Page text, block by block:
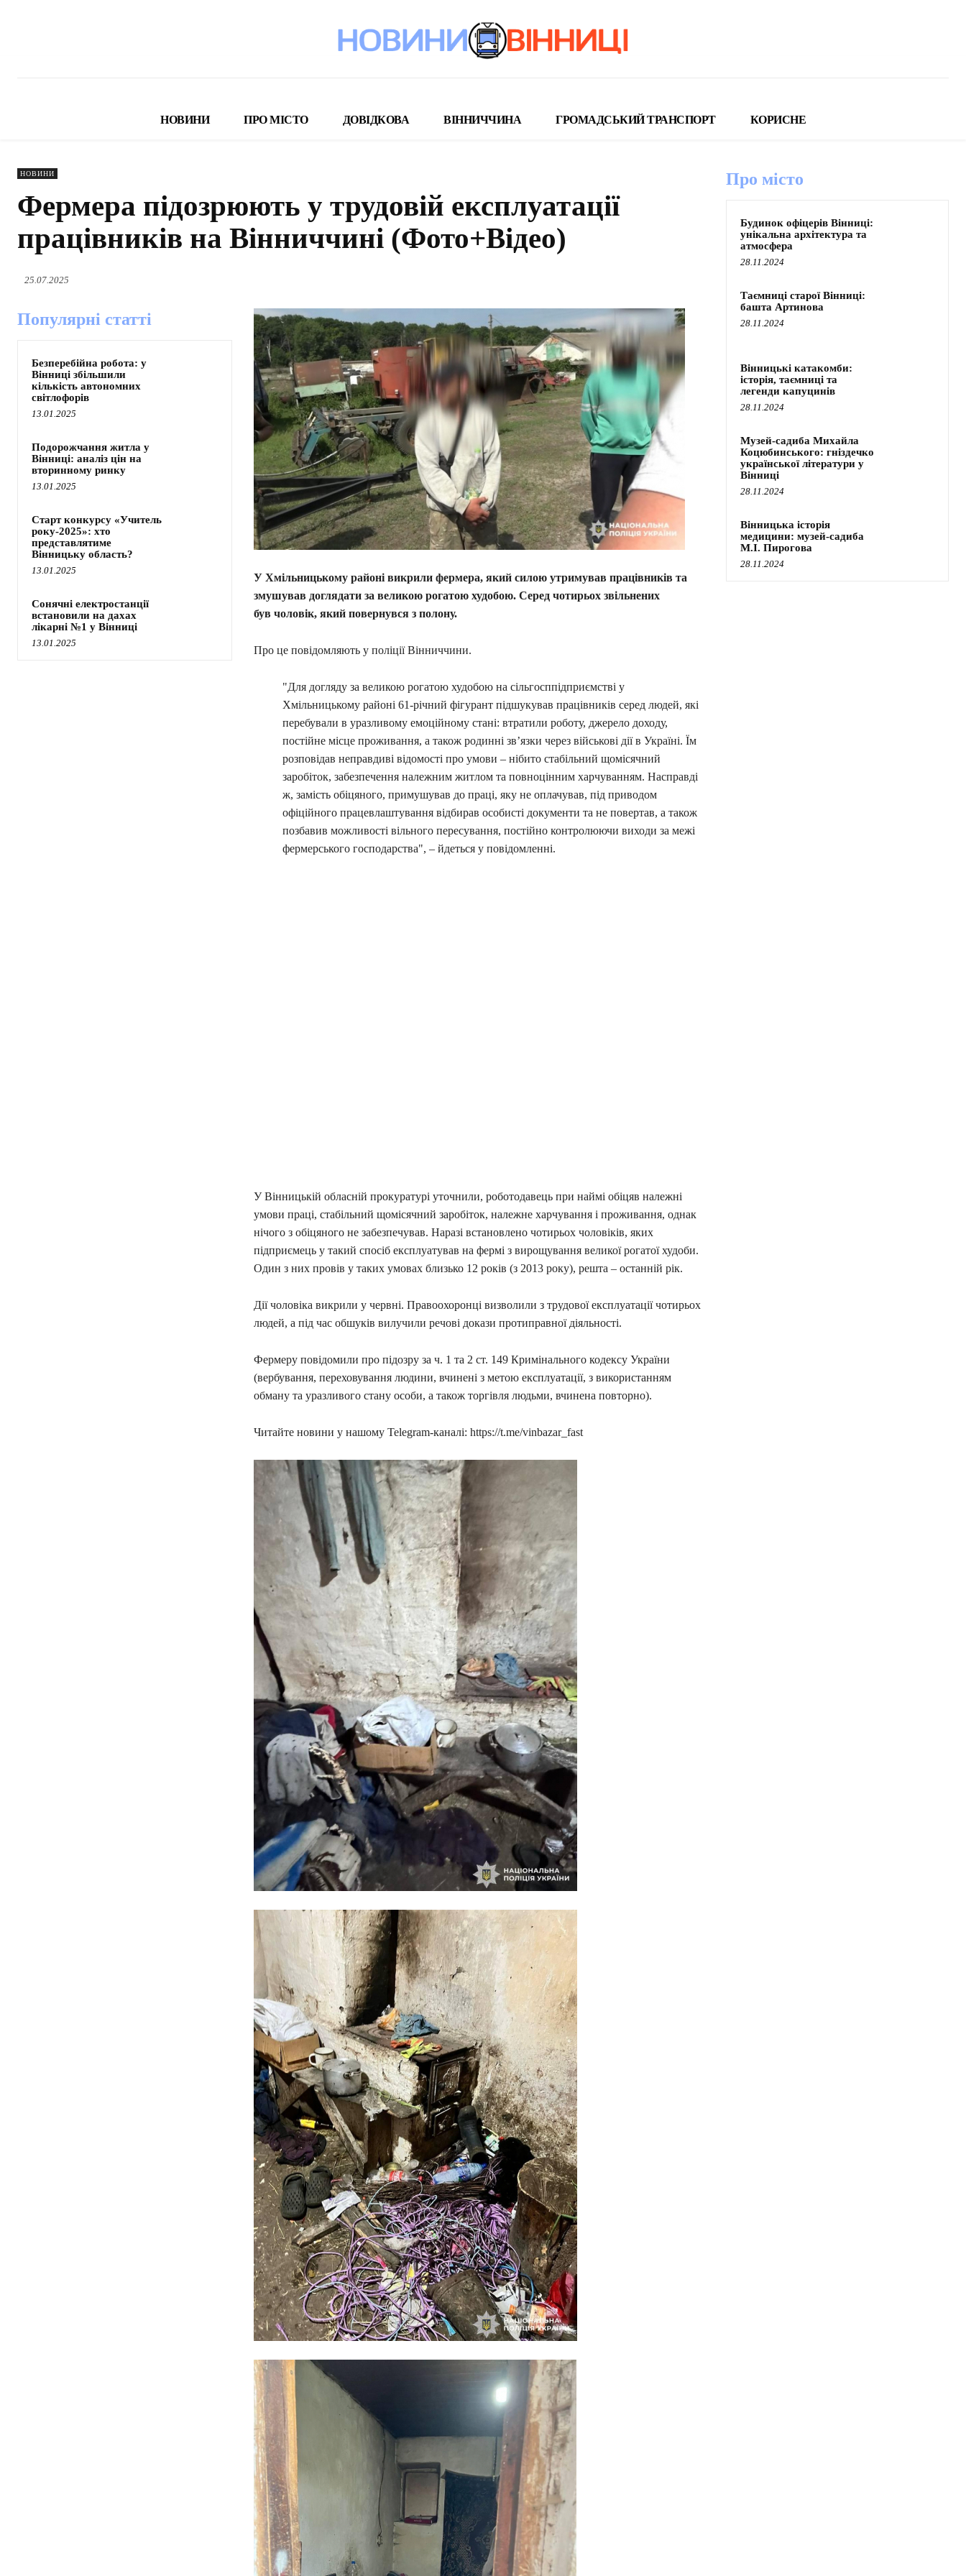
НОВИНИ ПРО МІСТО ДОВІДКОВА ВІННИЧЧИНА ГРОМАДСЬКИЙ ТРАНСПОРТ КОРИСНЕ
НОВИНИ
Фермера підозрюють у трудовій експлуатації
працівників на Вінниччині (Фото+Відео)
25.07.2025
Популярні статті
Безперебійна робота: у
Вінниці збільшили
кількість автономних
світлофорів
13.01.2025
Подорожчання житла у
Вінниці: аналіз цін на
вторинному ринку
13.01.2025
Старт конкурсу «Учитель
року-2025»: хто
представлятиме
Вінницьку область?
13.01.2025
Сонячні електростанції
встановили на дахах
лікарні №1 у Вінниці
13.01.2025
У Хмільницькому районі викрили фермера, який силою утримував працівників та
змушував доглядати за великою рогатою худобою. Серед чотирьох звільнених
був чоловік, який повернувся з полону.
Про це повідомляють у поліції Вінниччини.
"Для догляду за великою рогатою худобою на сільгосппідприємстві у
Хмільницькому районі 61-річний фігурант підшукував працівників серед людей, які
перебували в уразливому емоційному стані: втратили роботу, джерело доходу,
постійне місце проживання, а також родинні зв’язки через військові дії в Україні. Їм
розповідав неправдиві відомості про умови – нібито стабільний щомісячний
заробіток, забезпечення належним житлом та повноцінним харчуванням. Насправді
ж, замість обіцяного, примушував до праці, яку не оплачував, під приводом
офіційного працевлаштування відбирав особисті документи та не повертав, а також
позбавив можливості вільного пересування, постійно контролюючи виходи за межі
фермерського господарства", – йдеться у повідомленні.
У Вінницькій обласній прокуратурі уточнили, роботодавець при наймі обіцяв належні
умови праці, стабільний щомісячний заробіток, належне харчування і проживання, однак
нічого з обіцяного не забезпечував. Наразі встановлено чотирьох чоловіків, яких
підприємець у такий спосіб експлуатував на фермі з вирощування великої рогатої худоби.
Один з них провів у таких умовах близько 12 років (з 2013 року), решта – останній рік.
Дії чоловіка викрили у червні. Правоохоронці визволили з трудової експлуатації чотирьох
людей, а під час обшуків вилучили речові докази протиправної діяльності.
Фермеру повідомили про підозру за ч. 1 та 2 ст. 149 Кримінального кодексу України
(вербування, переховування людини, вчинені з метою експлуатації, з використанням
обману та уразливого стану особи, а також торгівля людьми, вчинена повторно).
Читайте новини у нашому Telegram-каналі: https://t.me/vinbazar_fast
Про місто
Будинок офіцерів Вінниці:
унікальна архітектура та
атмосфера
28.11.2024
Таємниці старої Вінниці:
башта Артинова
28.11.2024
Вінницькі катакомби:
історія, таємниці та
легенди капуцинів
28.11.2024
Музей-садиба Михайла
Коцюбинського: гніздечко
української літератури у
Вінниці
28.11.2024
Вінницька історія
медицини: музей-садиба
М.І. Пирогова
28.11.2024